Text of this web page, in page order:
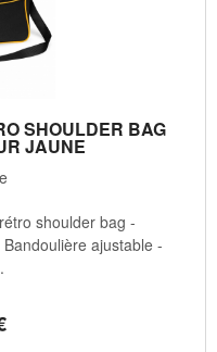
SHOULDER BAG
JAUNE
shoulder bag -
ajustable -